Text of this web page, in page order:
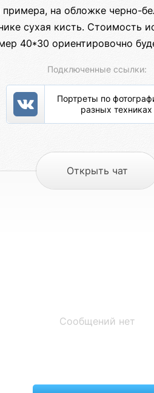
примера, на обложке черно-
сухая кисть. Стоимость
40*30 ориентировочно
Подключенные ссылки:
Портреты по
разных техниках
Открыть чат
Сообщений нет